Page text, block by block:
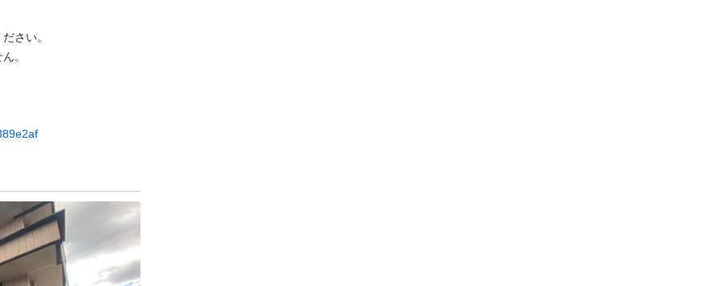
さい。
。